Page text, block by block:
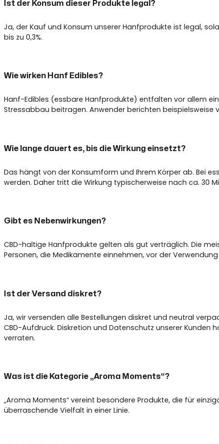
Ist der Konsum dieser Produkte legal?
Ja, der Kauf und Konsum unserer Hanfprodukte ist legal,
bis zu 0,3%.
Wie wirken Hanf Edibles?
Hanf-Edibles (essbare Hanfprodukte) entfalten vor allem
Stressabbau beitragen. Anwender berichten
Wie lange dauert es, bis die Wirkung einsetzt?
Das hängt von der Konsumform und Ihrem Körper ab. Bei
werden. Daher tritt die Wirkung typischerweise nach ca. 30
Gibt es Nebenwirkungen?
CBD-haltige Hanfprodukte gelten als gut verträglich. Die
Personen, die Medikamente einnehmen, vor der
Ist der Versand diskret?
Ja, wir versenden alle Bestellungen diskret und neutral
CBD-Aufdruck. Diskretion und Datenschutz unserer
verraten.
Was ist die Kategorie „Aroma Moments“?
„Aroma Moments“ vereint besondere Produkte, die für
überraschende Vielfalt in einer Linie.